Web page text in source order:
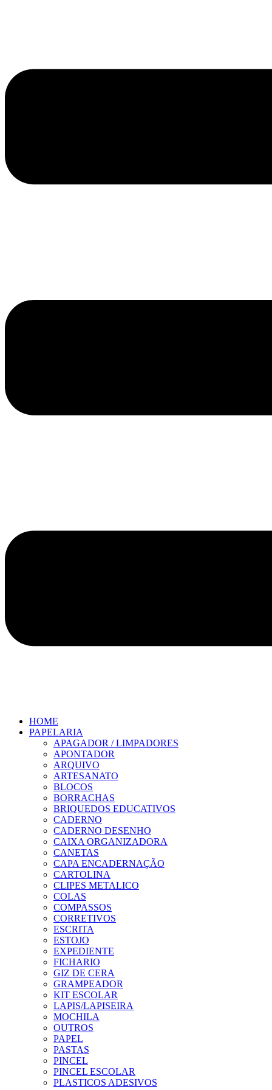
HOME
PAPELARIA
APAGADOR / LIMPADORES
APONTADOR
ARQUIVO
ARTESANATO
BLOCOS
BORRACHAS
BRIQUEDOS EDUCATIVOS
CADERNO
CADERNO DESENHO
CAIXA ORGANIZADORA
CANETAS
CAPA ENCADERNAÇÃO
CARTOLINA
CLIPES METALICO
COLAS
COMPASSOS
CORRETIVOS
ESCRITA
ESTOJO
EXPEDIENTE
FICHARIO
GIZ DE CERA
GRAMPEADOR
KIT ESCOLAR
LAPIS/LAPISEIRA
MOCHILA
OUTROS
PAPEL
PASTAS
PINCEL
PINCEL ESCOLAR
PLASTICOS ADESIVOS